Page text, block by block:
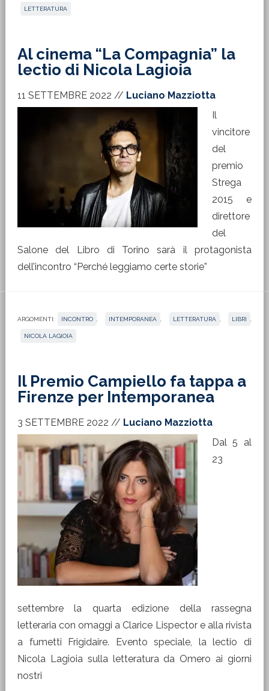
LETTERATURA
Al cinema “La Compagnia” la
lectio di Nicola Lagioia
11 SETTEMBRE 2022 // Luciano Mazziotta
Il
vincitore
del
premio
Strega
2015 e
direttore
del
Salone del Libro di Torino sarà il protagonista
dell’incontro “Perché leggiamo certe storie”
ARGOMENTI: INCONTRO INTEMPORANEA LETTERATURA LIBRI
NICOLA LAGIOIA
Il Premio Campiello fa tappa a
Firenze per Intemporanea
3 SETTEMBRE 2022 // Luciano Mazziotta
Dal 5 al
23
settembre la quarta edizione della rassegna
letteraria con omaggi a Clarice Lispector e alla rivista
a fumetti Frigidaire. Evento speciale, la lectio di
Nicola Lagioia sulla letteratura da Omero ai giorni
nostri